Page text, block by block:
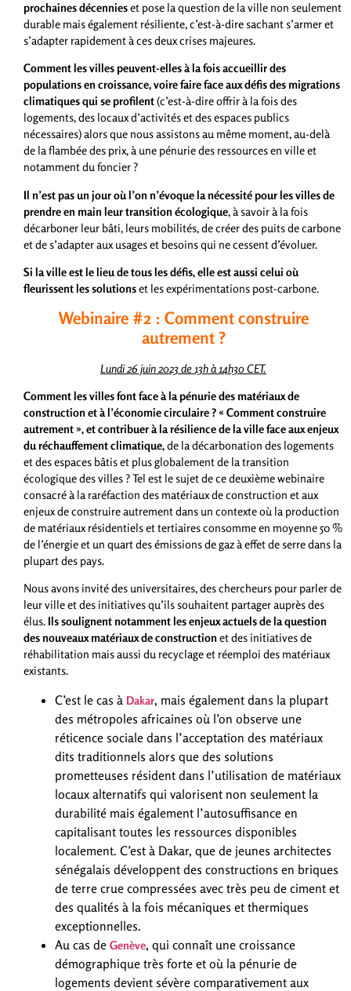
prochaines décennieset pose la question de la ville non seulement
durable mais également résiliente, c’est-à-dire sachant s’armer et
s’adapter rapidement à ces deux crises majeures.
Comment les villes peuvent-elles à la fois accueillir des
populations en croissance, voire faire face aux défis des migrations
climatiques qui se profilent(c’est-à-dire offrir à la fois des
logements, des locaux d’activités et des espaces publics
nécessaires) alors que nous assistons au même moment, au-delà
de la flambée des prix, à une pénurie des ressources en ville et
notamment du foncier ?
Il n’est pas un jour où l’on n’évoque la nécessité pour les villes de
prendre en main leur transition écologique, à savoir à la fois
décarboner leur bâti, leurs mobilités, de créer des puits de carbone
et de s’adapter aux usages et besoins qui ne cessent d’évoluer.
Si la ville est le lieu de tous les défis, elle est aussi celui où
fleurissent les solutionset les expérimentations post-carbone.
Webinaire #2 : Comment construire
autrement ?
Lundi 26 juin 2023 de 13h à 14h30 CET.
Comment les villes font face à la pénurie des matériaux de
construction et à l’économie circulaire ? « Comment construire
autrement », et contribuer à la résilience de la ville face aux enjeux
du réchauffement climatique,de la décarbonation des logements
et des espaces bâtis et plus globalement de la transition
écologique des villes ? Tel est le sujet de ce deuxième webinaire
consacré à la raréfaction des matériaux de construction et aux
enjeux de construire autrement dans un contexte où la production
de matériaux résidentiels et tertiaires consomme en moyenne 50 %
de l’énergie et un quart des émissions de gaz à effet de serre dans la
plupart des pays.
Nous avons invité des universitaires, des chercheurs pour parler de
leur ville et des initiatives qu’ils souhaitent partager auprès des
élus.Ils soulignent notamment les enjeux actuels de la question
des nouveaux matériaux de construction et des initiatives de
réhabilitation mais aussi du recyclage et réemploi des matériaux
existants.
C’est le cas à Dakar, mais également dans la plupart
des métropoles africaines où l’on observe une
réticence sociale dans l’acceptation des matériaux
dits traditionnels alors que des solutions
prometteuses résident dans l’utilisation de matériaux
locaux alternatifs qui valorisent non seulement la
durabilité mais également l’autosuffisance en
capitalisant toutes les ressources disponibles
localement. C’est à Dakar, que de jeunes architectes
sénégalais développent des constructions en briques
de terre crue compressées avec très peu de ciment et
des qualités à la fois mécaniques et thermiques
exceptionnelles.
Au cas de Genève, qui connaît une croissance
démographique très forte et où la pénurie de
logements devient sévère comparativement aux